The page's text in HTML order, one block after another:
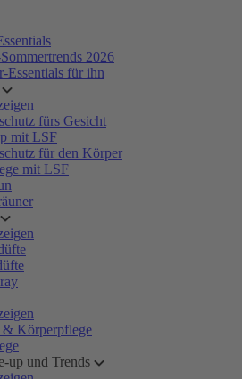
2026
Essentials für ihn
fürs Gesicht
mit LSF
für den Körper
mit LSF
& Körperpflege
up und Trends